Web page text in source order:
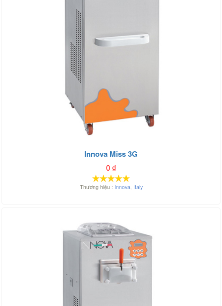
Innova Miss 3G
0₫
Thương hiệu : Innova, Italy